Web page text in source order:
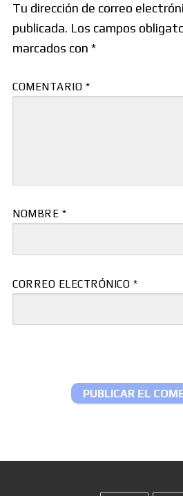
Tu dirección de correo
publicada. Los campos
marcados con *
COMENTARIO *
NOMBRE *
CORREO ELECTRÓNICO *